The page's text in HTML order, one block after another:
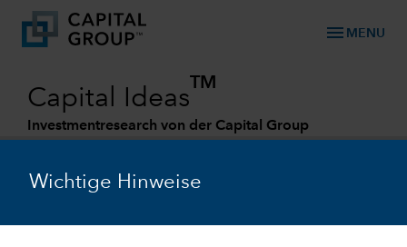
Wichtige Hinweise
menu MENU
Capital Ideas
TM
Investmentresearch von der Capital Group